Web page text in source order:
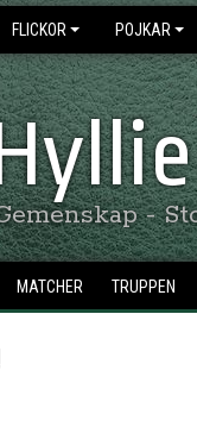
FLICKOR POJKAR
-
MATCHER TRUPPEN